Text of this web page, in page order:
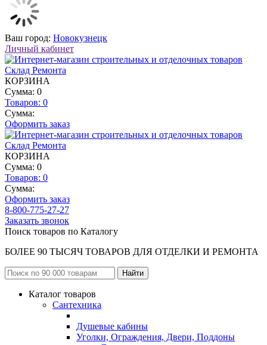
Ваш город: Новокузнецк
Личный кабинет
КОРЗИНА
Сумма: 0
Товаров: 0
Сумма:
Оформить заказ
КОРЗИНА
Сумма: 0
Товаров: 0
Сумма:
Оформить заказ
8-800-775-27-27
Заказать звонок
Поиск товаров по Каталогу
БОЛЕЕ 90 ТЫСЯЧ ТОВАРОВ ДЛЯ ОТДЕЛКИ И РЕМОНТА
Каталог товаров
Сантехника
Душевые кабины
Уголки, Ограждения, Двери, Поддоны